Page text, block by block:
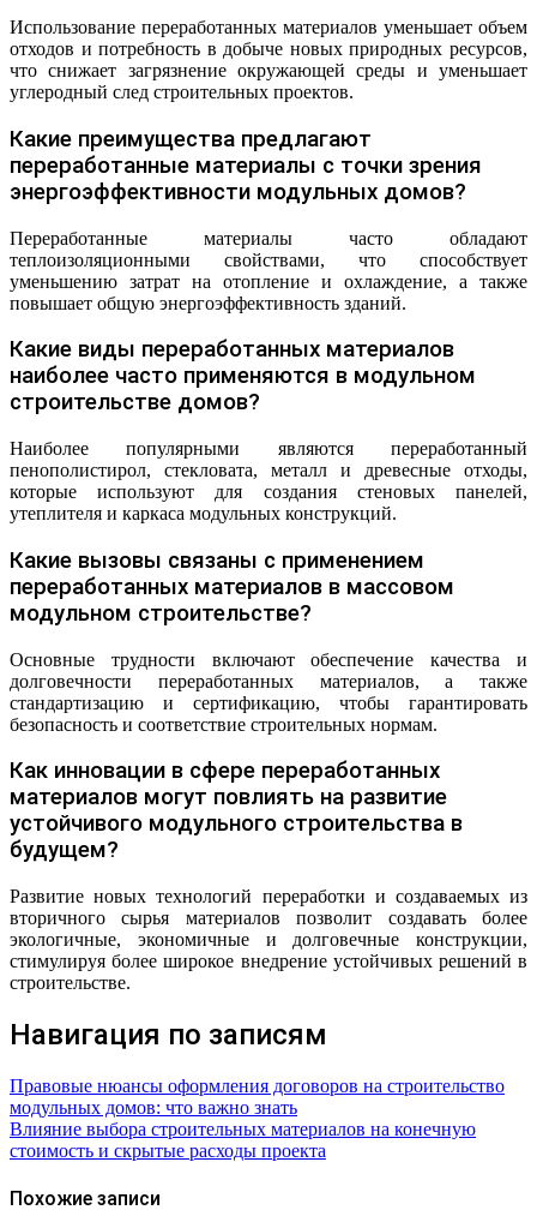
Использование переработанных материалов уменьшает объем
отходов и потребность в добыче новых природных ресурсов,
что снижает загрязнение окружающей среды и уменьшает
углеродный след строительных проектов.
Какие преимущества предлагают
переработанные материалы с точки зрения
энергоэффективности модульных домов?
Переработанные материалы часто обладают
теплоизоляционными свойствами, что способствует
уменьшению затрат на отопление и охлаждение, а также
повышает общую энергоэффективность зданий.
Какие виды переработанных материалов
наиболее часто применяются в модульном
строительстве домов?
Наиболее популярными являются переработанный
пенополистирол, стекловата, металл и древесные отходы,
которые используют для создания стеновых панелей,
утеплителя и каркаса модульных конструкций.
Какие вызовы связаны с применением
переработанных материалов в массовом
модульном строительстве?
Основные трудности включают обеспечение качества и
долговечности переработанных материалов, а также
стандартизацию и сертификацию, чтобы гарантировать
безопасность и соответствие строительных нормам.
Как инновации в сфере переработанных
материалов могут повлиять на развитие
устойчивого модульного строительства в
будущем?
Развитие новых технологий переработки и создаваемых из
вторичного сырья материалов позволит создавать более
экологичные, экономичные и долговечные конструкции,
стимулируя более широкое внедрение устойчивых решений в
строительстве.
Навигация по записям
Правовые нюансы оформления договоров на строительство
модульных домов: что важно знать
Влияние выбора строительных материалов на конечную
стоимость и скрытые расходы проекта
Похожие записи